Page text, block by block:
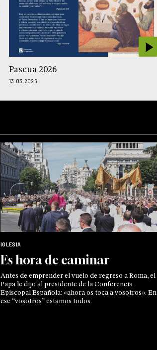
Pascua 2026
13.03.2026
IGLESIA
Es hora de caminar
Antes de emprender el vuelo de regreso a Roma, el
Papa le dijo al presidente de la Conferencia
Episcopal Española: «ahora os toca a vosotros». En
ese “vosotros” estamos todos